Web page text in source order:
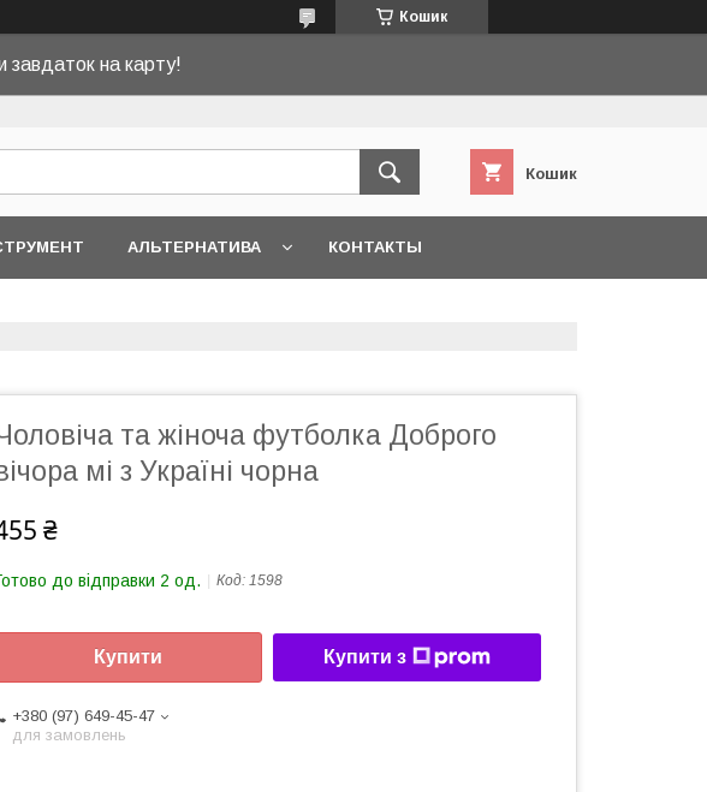
Кошик
завдаток на карту!
Кошик
АЛЬТЕРНАТИВА КОНТАКТЫ
та жіноча футболка Доброго
мі з Україні чорна
₴
до відправки 2 од. Код: 1598
Купити Купити з
+380 (97) 649-45-47
для замовлень